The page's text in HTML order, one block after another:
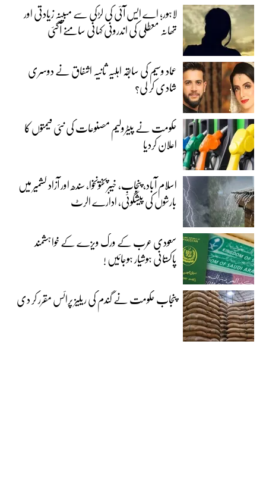
لاہور؛ اے ایس آئی کی لڑکی سے مبینہ زیادتی اور
تھانہ معطلی کی اندرونی کہانی سامنے آگئی
عماد وسیم کی سابقہ اہلیہ ثانیہ اشفاق نے دوسری
شادی کر لی؟
حکومت نے پیٹرولیم مصنوعات کی نئی قیمتوں کا
اعلان کردیا
اسلام آباد، پنجاب، خیبرپختونخوا، سندھ اور آزاد کشمیر میں
بارشوں کی پیشگوئی، ادارے الرٹ
سعودی عرب کے ورک ویزے کے خواہشمند
پاکستانی ہوشیار ہوجائیں !
پنجاب حکومت نے گندم کی ریلیز پرائس مقرر کر دی‎